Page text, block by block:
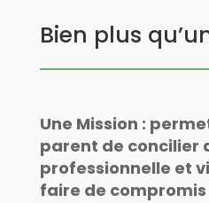
Bien plus
Une Mission :
parent de concilier
professionnelle et
faire de compromis